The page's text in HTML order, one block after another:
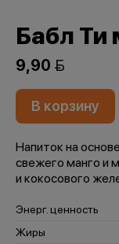
Бабл Ти
9,90 
В корзину
Напиток на
свежего манго и
и кокосового
Энерг. ценность
Жиры